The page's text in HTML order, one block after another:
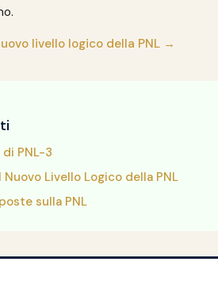
livello logico della PNL →
PNL-3
Nuovo Livello Logico della PNL
sulla PNL